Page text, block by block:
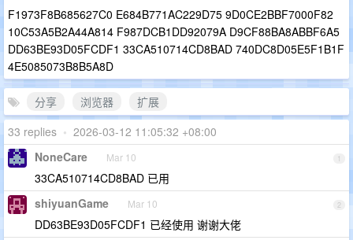
F1973F8B685627C0 E684B771AC229D75 9D0CE2BBF7000F82
10C53A5B2A44A814 F987DCB1DD92079A D9CF88BA8ABBF6A5
DD63BE93D05FCDF1 33CA510714CD8BAD 740DC8D05E5F1B1F
4E5085073B8B5A8D
分享 浏览器
扩展
33 replies • 2026-03-12 11:05:32 +08:00
1
NoneCare Mar 10
33CA510714CD8BAD 已用
2
shiyuanGame Mar 10
DD63BE93D05FCDF1 已经使用 谢谢大佬